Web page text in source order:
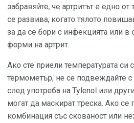
забравяйте, че артритът е едно от
се развива, когато тялото
за да се бори с инфекцията или в
форми на артрит.
Ако сте приели температурата си
термометър, не се подвеждайте с
след употреба на Tylenol или
могат да маскират треска. Ако се
комбинация със скованост или